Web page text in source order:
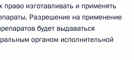
изготавливать и применять
Разрешение на применение
будет выдаваться
органом исполнительной